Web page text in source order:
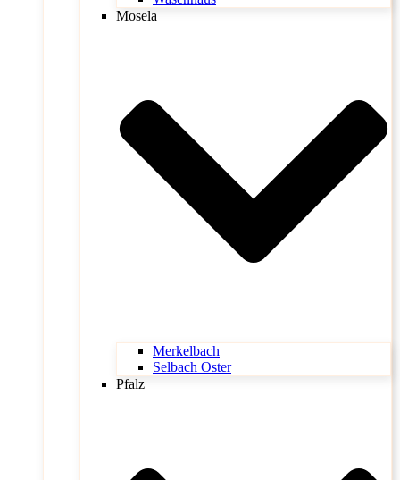
Mosela
Merkelbach
Selbach Oster
Pfalz